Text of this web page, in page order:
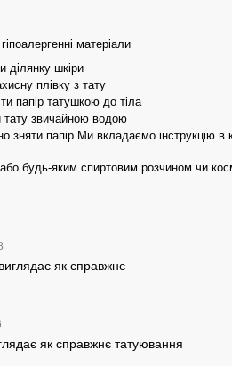
матеріали
ділянку шкіри
плівку з тату
папір татушкою до тіла
тату звичайною водою
зняти папір Ми вкладаємо інструкцію в
будь-яким спиртовим розчином чи
як справжнє
як справжнє татуювання